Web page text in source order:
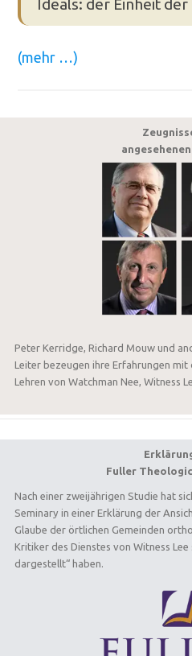
Ideals: der Einheit
(mehr …)
Peter Kerridge, Richard Mouw und
Leiter bezeugen ihre Erfahrungen
Lehren von Watchman Nee, Witness
Fuller
Nach einer zweijährigen Studie hat
Seminary in einer Erklärung der
Glaube der örtlichen Gemeinden
Kritiker des Dienstes von Witness
dargestellt“ haben.